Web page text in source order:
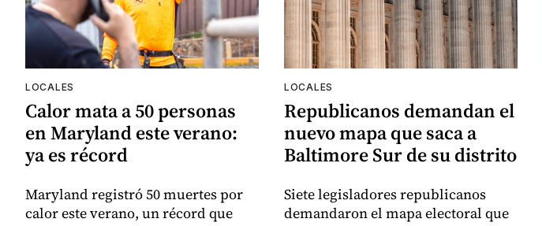
LOCALES
Calor mata a 50 personas
en Maryland este verano:
ya es récord
Maryland registró 50 muertes por
calor este verano, un récord que
LOCALES
Republicanos demandan el
nuevo mapa que saca a
Baltimore Sur de su distrito
Siete legisladores republicanos
demandaron el mapa electoral que